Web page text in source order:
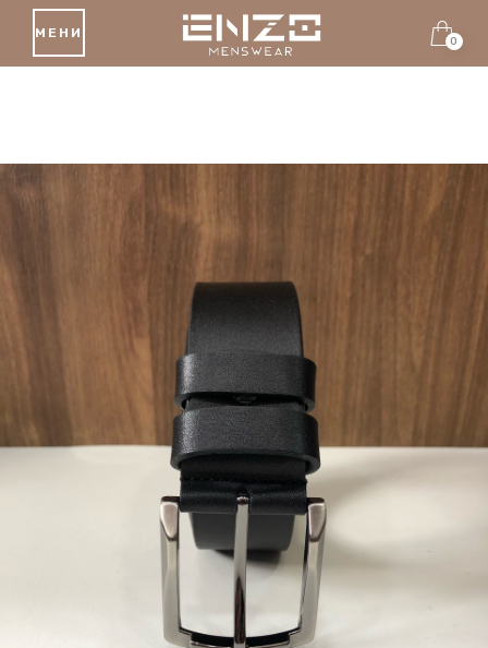
МЕНИ
0